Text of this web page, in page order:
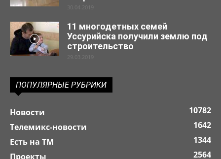
30.04.2019
11 многодетных семей
Уссурийска получили землю под
строительство
29.03.2019
ПОПУЛЯРНЫЕ РУБРИКИ
Новости
10782
Телемикс-новости
1642
Есть на ТМ
1344
Проекты
2564